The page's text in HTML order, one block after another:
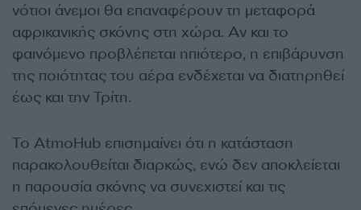
νότιοι άνεμοι θα επαναφέρουν τη μεταφορά
αφρικανικής σκόνης στη χώρα. Αν και το
φαινόμενο προβλέπεται ηπιότερο, η επιβάρυνση
της ποιότητας του αέρα ενδέχεται να διατηρηθεί
έως και την Τρίτη.
Το AtmoHub επισημαίνει ότι η κατάσταση
παρακολουθείται διαρκώς, ενώ δεν αποκλείεται
η παρουσία σκόνης να συνεχιστεί και τις